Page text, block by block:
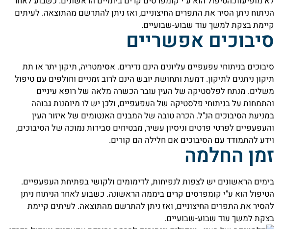
הניתוח ניתן הסיר את התפרים החיצוניים, ואז ניתן להתרשם מהתוצאה. לעיתים
קיימת בצקת למשך עוד שבוע-שבועיים.
סיבוכים אפשריים
סיבוכים בניתוחי עפעפיים עליונים הינם נדירים. אסימטריה, תיקון יתר או תת
תיקון ניתנים לתיקון. דמעת ותחושת יובש הינם לרוב זמניים וחולפים עם טיפול
משלים. מנתח לפלסטיקה של העין עובר הכשרה מלאה של רופא עיניים
והתמחות על בניתוחי פלסטיקה של העפעפיים, ולכן יש לו מיומנות גבוהה
במניעת הסיבוכים הנ"ל. הכרה טובה של המבנים האנטומים של איזור העין
והעפעפיים לפרטי פרטים וניסיון עשיר, מבטיחים סבירות נמוכה של הסיבוכים,
וידע להתמודד עם הסיבוכים אם חלילה הם קורים.
זמן החלמה
בימים הראשונים יש לצפות לנפיחות, לדימומים ולקושי בפתיחת העפעפיים.
הטיפול הוא ע"י קומפרסים קרים ביממה הראשונה. כשבוע לאחר הניתוח ניתן
להסיר את התפרים החיצוניים, ואז ניתן להתרשם מהתוצאה. לעיתים קיימת
בצקת למשך עוד שבוע-שבועיים.